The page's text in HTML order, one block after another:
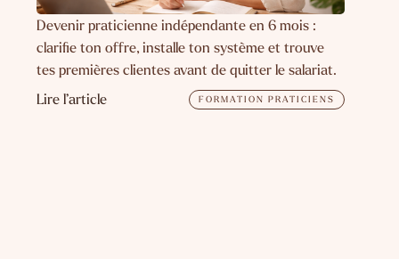
Devenir praticienne indépendante en 6 mois :
clarifie ton offre, installe ton système et trouve
tes premières clientes avant de quitter le salariat.
Lire l’article
FORMATION PRATICIENS